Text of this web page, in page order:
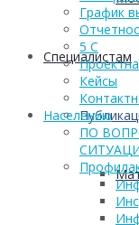
Cпециалистам
График
5 С
Кейсы
Населению
ПО